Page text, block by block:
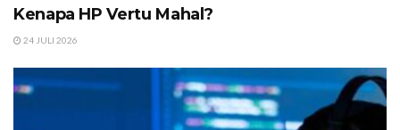
Kenapa HP Vertu Mahal?
24 JULI 2026